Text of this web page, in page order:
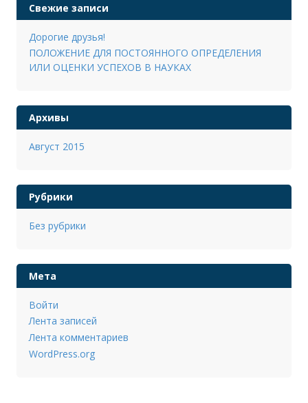
Свежие записи
Дорогие друзья!
ПОЛОЖЕНИЕ ДЛЯ ПОСТОЯННОГО ОПРЕДЕЛЕНИЯ
ИЛИ ОЦЕНКИ УСПЕХОВ В НАУКАХ
Архивы
Август 2015
Рубрики
Без рубрики
Мета
Войти
Лента записей
Лента комментариев
WordPress.org